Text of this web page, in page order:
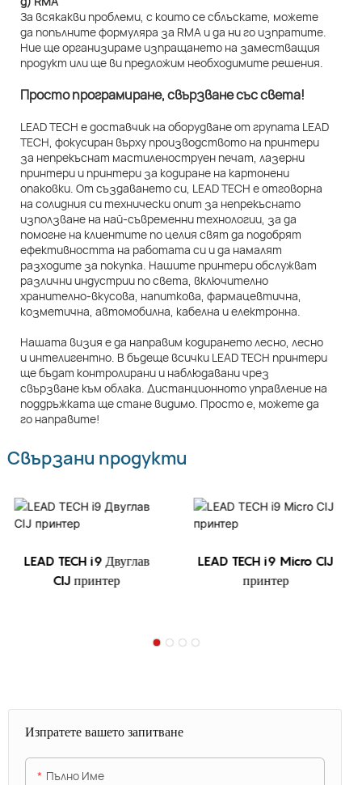
За всякакви проблеми, с които се сблъскате, можете
да попълните формуляра за RMA и да ни го изпратите.
Ние ще организираме изпращането на заместващия
продукт или ще ви предложим необходимите решения.
Просто програмиране, свързване със света!
LEAD TECH е доставчик на оборудване от групата LEAD
TECH, фокусиран върху производството на принтери
за непрекъснат мастиленоструен печат, лазерни
принтери и принтери за кодиране на картонени
опаковки. От създаването си, LEAD TECH е отговорна
на солидния си технически опит за непрекъснато
използване на най-съвременни технологии, за да
помогне на клиентите по целия свят да подобрят
ефективността на работата си и да намалят
разходите за покупка. Нашите принтери обслужват
различни индустрии по света, включително
хранително-вкусова, напиткова, фармацевтична,
козметична, автомобилна, кабелна и електронна.
Нашата визия е да направим кодирането лесно, лесно
и интелигентно. В бъдеще всички LEAD TECH принтери
ще бъдат контролирани и наблюдавани чрез
свързване към облака. Дистанционното управление на
поддръжката ще стане видимо. Просто е, можете да
го направите!
Свързани продукти
LEAD TECH i9 Двуглав
CIJ принтер
LEAD TECH i9 Micro CIJ
принтер
Изпратете вашето запитване
Пълно Име